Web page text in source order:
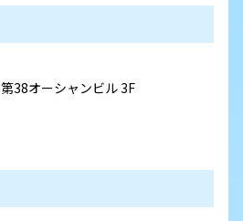
38オーシャンビル 3F